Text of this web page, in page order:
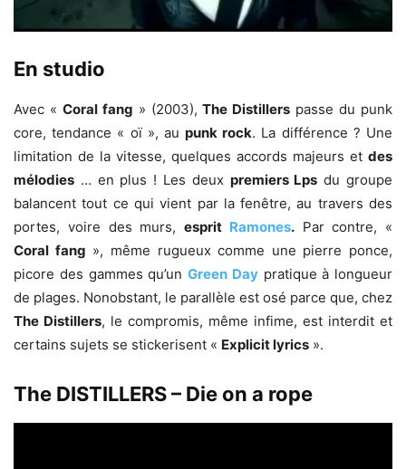
En studio
Avec « Coral fang » (2003),The Distillers passe du punk
core, tendance « oï », aupunk rock. La différence ? Une
limitation de la vitesse, quelques accords majeurs et des
mélodies … en plus ! Les deux premiers Lps du groupe
balancent tout ce qui vient par la fenêtre, au travers des
portes, voire des murs, esprit Ramones.Par contre, «
Coral fang », même rugueux comme une pierre ponce,
picore des gammes qu’un Green Daypratique à longueur
de plages. Nonobstant, le parallèle est osé parce que, chez
The Distillers, le compromis, même infime, est interdit et
certains sujets se stickerisent « Explicit lyrics ».
The DISTILLERS – Die on a rope